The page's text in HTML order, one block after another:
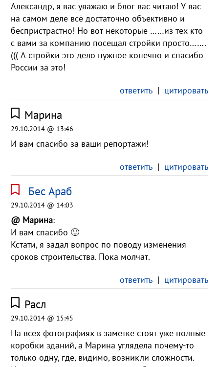
Александр, я вас уважаю и блог вас читаю! У вас
на самом деле всё достаточно объективно и
беспристрастно! Но вот некоторые ……из тех кто
с вами за компанию посещал стройки просто…….
((( А стройки это дело нужное конечно и спасибо
России за это!
ответить| цитировать
Марина
29.10.2014 @ 13:46
И вам спасибо за ваши репортажи!
ответить| цитировать
Бес Араб
29.10.2014 @ 14:03
@ Марина:
И вам спасибо 🙂
Кстати, я задал вопрос по поводу изменения
сроков строительства. Пока молчат.
ответить| цитировать
Расл
29.10.2014 @ 15:45
На всех фотографиях в заметке стоят уже полные
коробки зданий, а Марина углядела почему-то
только одну, где, видимо, возникли сложности.